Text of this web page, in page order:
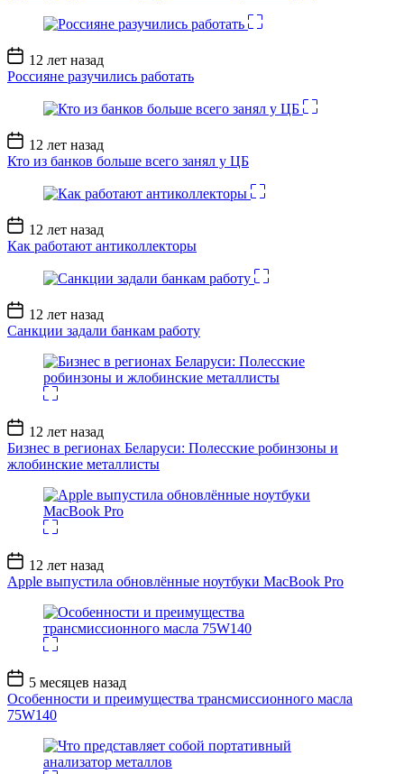
Дата
записи
12 лет назад
Россияне разучились работать
Дата
записи
12 лет назад
Кто из банков больше всего занял у ЦБ
Дата
записи
12 лет назад
Как работают антиколлекторы
Дата
записи
12 лет назад
Санкции задали банкам работу
Дата
записи
12 лет назад
Бизнес в регионах Беларуси: Полесские робинзоны и
жлобинские металлисты
Дата
записи
12 лет назад
Apple выпустила обновлённые ноутбуки MacBook Pro
Дата
записи
5 месяцев назад
Особенности и преимущества трансмиссионного масла
75W140